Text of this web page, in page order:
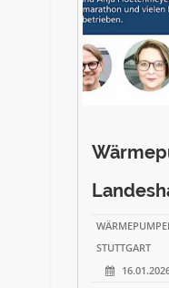
STUTTGART